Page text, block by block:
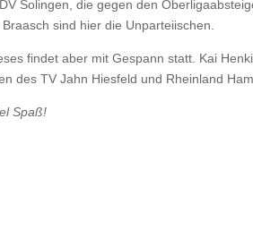
Solingen, die gegen den
sind hier die Unparteiischen.
findet aber mit Gespann statt. Kai
des TV Jahn Hiesfeld und Rheinland
Spaß!